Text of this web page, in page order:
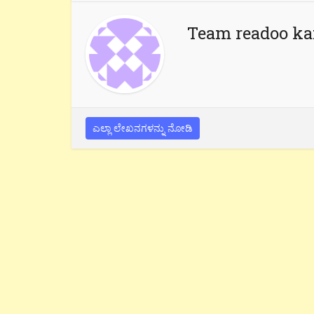
Team readoo
ಎಲ್ಲಾ ಲೇಖನಗಳನ್ನು ನೋಡಿ